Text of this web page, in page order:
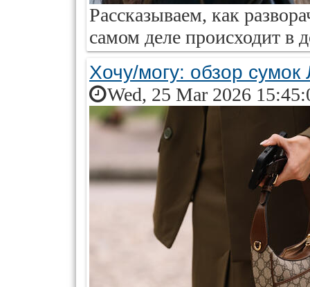
Рассказываем, как
самом деле происходит в
Хочу/могу: обзор
Wed, 25 Mar 2026